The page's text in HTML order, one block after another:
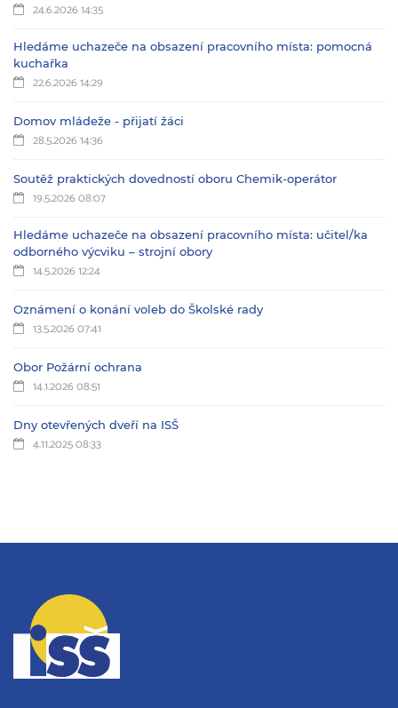
24.6.2026 14:35
Hledáme uchazeče na obsazení pracovního místa: pomocná
kuchařka
22.6.2026 14:29
Domov mládeže - přijatí žáci
28.5.2026 14:36
Soutěž praktických dovedností oboru Chemik-operátor
19.5.2026 08:07
Hledáme uchazeče na obsazení pracovního místa: učitel/ka
odborného výcviku – strojní obory
14.5.2026 12:24
Oznámení o konání voleb do Školské rady
13.5.2026 07:41
Obor Požární ochrana
14.1.2026 08:51
Dny otevřených dveří na ISŠ
4.11.2025 08:33